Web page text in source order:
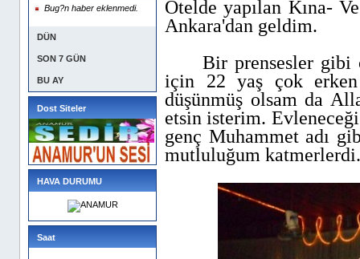
Bug?n haber eklenmedi.
DÜN
SON 7 GÜN
BU AY
Dost Siteler
HAVA DURUMU
Saat
Otelde yapılan Kına-
Ankara'dan geldim.
Bir prensesler gibi
için 22 yaş çok
düşünmüş olsam da
etsin isterim.
genç Muhammet adı
mutluluğum katmerlerdi.